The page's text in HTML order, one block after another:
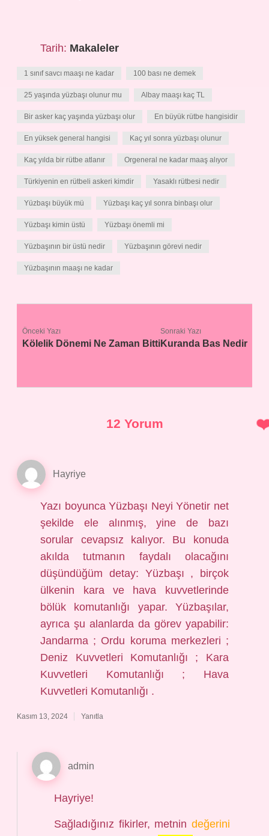
Tarih: Makaleler
1 sınıf savcı maaşı ne kadar 100 bası ne demek
25 yaşında yüzbaşı olunur mu Albay maaşı kaç TL
Bir asker kaç yaşında yüzbaşı olur En büyük rütbe hangisidir
En yüksek general hangisi Kaç yıl sonra yüzbaşı olunur
Kaç yılda bir rütbe atlanır Orgeneral ne kadar maaş alıyor
Türkiyenin en rütbeli askeri kimdir Yasaklı rütbesi nedir
Yüzbaşı büyük mü Yüzbaşı kaç yıl sonra binbaşı olur
Yüzbaşı kimin üstü Yüzbaşı önemli mi
Yüzbaşının bir üstü nedir Yüzbaşının görevi nedir
Yüzbaşının maaşı ne kadar
Önceki Yazı
Kölelik Dönemi Ne Zaman Bitti
Sonraki Yazı
Kuranda Bas Nedir
12 Yorum
Hayriye
Yazı boyunca Yüzbaşı Neyi Yönetir net
şekilde ele alınmış, yine de bazı
sorular cevapsız kalıyor. Bu konuda
akılda tutmanın faydalı olacağını
düşündüğüm detay: Yüzbaşı , birçok
ülkenin kara ve hava kuvvetlerinde
bölük komutanlığı yapar. Yüzbaşılar,
ayrıca şu alanlarda da görev yapabilir:
Jandarma ; Ordu koruma merkezleri ;
Deniz Kuvvetleri Komutanlığı ; Kara
Kuvvetleri Komutanlığı ; Hava
Kuvvetleri Komutanlığı .
Kasım 13, 2024 Yanıtla
admin
Hayriye!
Sağladığınız fikirler, metnindeğerini